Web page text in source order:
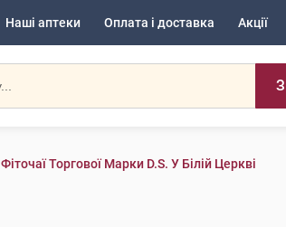
Наші аптеки Оплата і доставка Акції
Фіточаї Торгової Марки D.S. У Білій Церкві